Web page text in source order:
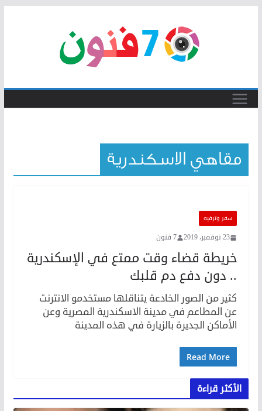
مقاهي الاسكندرية
سفر وترفيه
23 نوفمبر، 2019 7 فنون
خريطة قضاء وقت ممتع في الإسكندرية
.. دون دفع دم قلبك
كثير من الصور الخادعة يتناقلها مستخدمو الانترنت
عن المطاعم في مدينة الاسكندرية المصرية وعن
الأماكن الجديرة بالزيارة في هذه المدينة
Read More
الأكثر قراءة